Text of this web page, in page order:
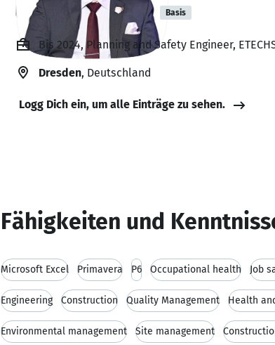
Usama Bin Abid Basis
Bis 2024, Planning and Safety Engineer,
Dresden, Deutschland
Logg Dich ein, um alle Einträge zu sehen.
Fähigkeiten und
Microsoft Excel Primavera P6 Occupational health Job
Engineering Construction Quality Management Health
Environmental management Site management